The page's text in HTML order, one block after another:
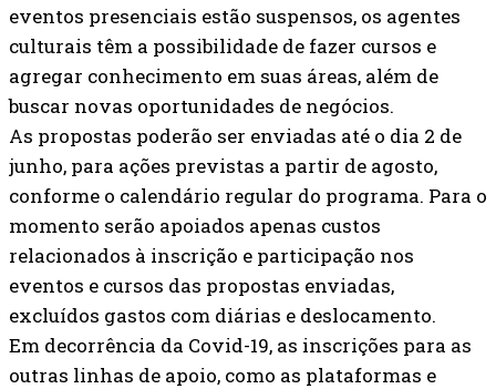
eventos presenciais estão suspensos, os agentes
culturais têm a possibilidade de fazer cursos e
agregar conhecimento em suas áreas, além de
buscar novas oportunidades de negócios.
As propostas poderão ser enviadas até o dia 2 de
junho, para ações previstas a partir de agosto,
conforme o calendário regular do programa. Para o
momento serão apoiados apenas custos
relacionados à inscrição e participação nos
eventos e cursos das propostas enviadas,
excluídos gastos com diárias e deslocamento.
Em decorrência da Covid-19, as inscrições para as
outras linhas de apoio, como as plataformas e